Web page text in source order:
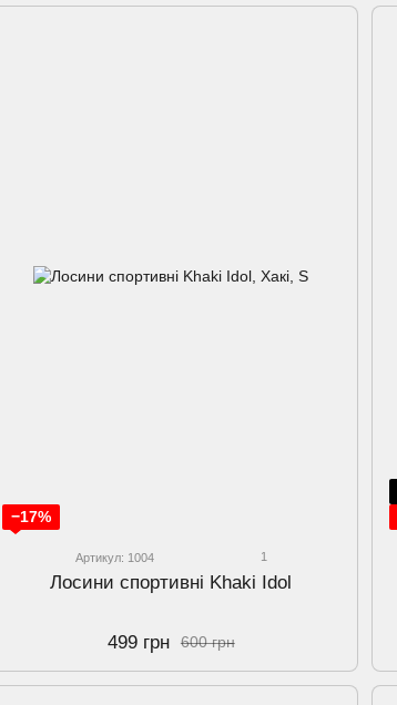
−17%
Артикул: 1004 1
Лосини спортивнi Khaki Idol
600 грн
499 грн